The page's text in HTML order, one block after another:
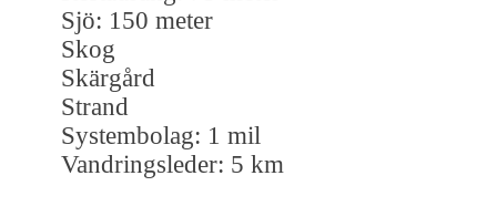
Sjö: 150 meter
Skog
Skärgård
Strand
Systembolag: 1 mil
Vandringsleder: 5 km